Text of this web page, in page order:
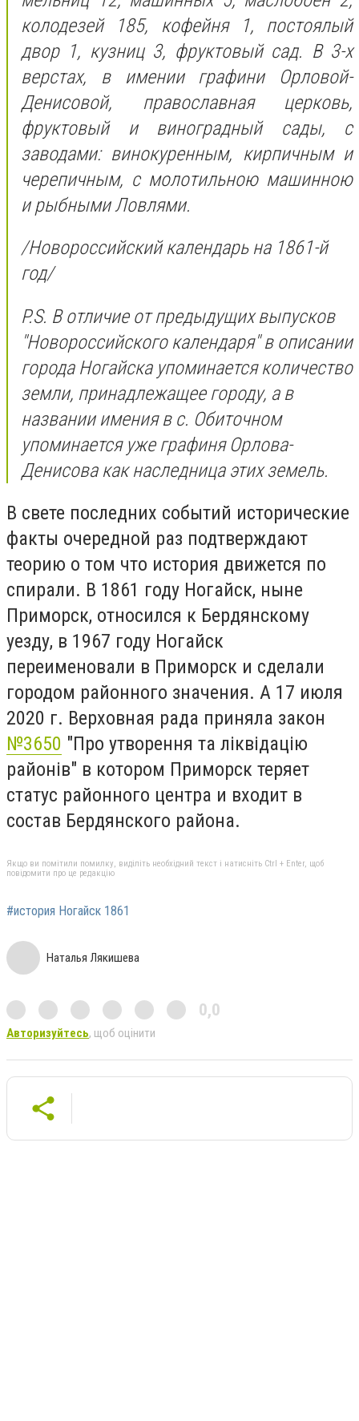
колодезей 185, кофейня 1, постоялый
двор 1, кузниц 3, фруктовый сад. В 3-х
верстах, в имении графини Орловой-
Денисовой, православная церковь,
фруктовый и виноградный сады, с
заводами: винокуренным, кирпичным и
черепичным, с молотильною машинною
и рыбными Ловлями.
/Новороссийский календарь на 1861-й
год/
P.S. В отличие от предыдущих выпусков
"Новороссийского календаря" в описании
города Ногайска упоминается количество
земли, принадлежащее городу, а в
названии имения в с. Обиточном
упоминается уже графиня Орлова-
Денисова как наследница этих земель.
В свете последних событий исторические
факты очередной раз подтверждают
теорию о том что история движется по
спирали. В 1861 году Ногайск, ныне
Приморск, относился к Бердянскому
уезду, в 1967 году Ногайск
переименовали в Приморск и сделали
городом районного значения. А 17 июля
2020 г. Верховная рада приняла закон
№3650 "Про утворення та ліквідацію
районів" в котором Приморск теряет
статус районного центра и входит в
состав Бердянского района.
Якщо ви помітили помилку, виділіть необхідний текст і натисніть Ctrl + Enter, щоб
повідомити про це редакцію
#история Ногайск 1861
Наталья Лякишева
0,0
Авторизуйтесь, щоб оцінити